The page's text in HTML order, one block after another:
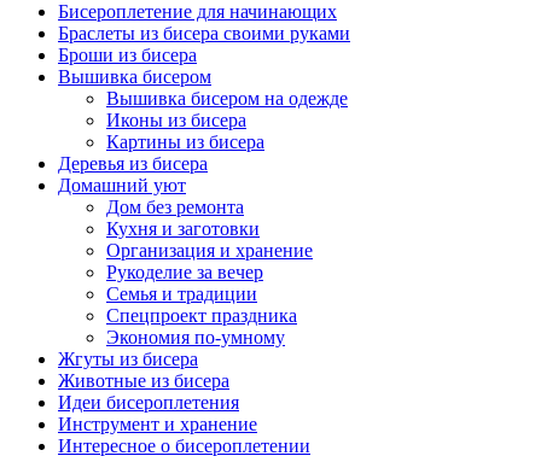
Бисероплетение для начинающих
Браслеты из бисера своими руками
Броши из бисера
Вышивка бисером
Вышивка бисером на одежде
Иконы из бисера
Картины из бисера
Деревья из бисера
Домашний уют
Дом без ремонта
Кухня и заготовки
Организация и хранение
Рукоделие за вечер
Семья и традиции
Спецпроект праздника
Экономия по-умному
Жгуты из бисера
Животные из бисера
Идеи бисероплетения
Инструмент и хранение
Интересное о бисероплетении